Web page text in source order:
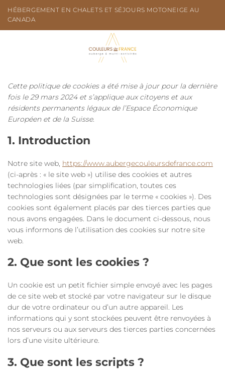
Passer
au
contenu
HÉBERGEMENT EN CHALETS ET SÉJOURS MOTONEIGE AU
CANADA
Cette politique de cookies a été mise à jour pour la dernière
fois le 29 mars 2024 et s’applique aux citoyens et aux
résidents permanents légaux de l’Espace Économique
Européen et de la Suisse.
1. Introduction
Notre site web, https://www.aubergecouleursdefrance.com
(ci-après : « le site web ») utilise des cookies et autres
technologies liées (par simplification, toutes ces
technologies sont désignées par le terme « cookies »). Des
cookies sont également placés par des tierces parties que
nous avons engagées. Dans le document ci-dessous, nous
vous informons de l’utilisation des cookies sur notre site
web.
2. Que sont les cookies ?
Un cookie est un petit fichier simple envoyé avec les pages
de ce site web et stocké par votre navigateur sur le disque
dur de votre ordinateur ou d’un autre appareil. Les
informations qui y sont stockées peuvent être renvoyées à
nos serveurs ou aux serveurs des tierces parties concernées
lors d’une visite ultérieure.
3. Que sont les scripts ?